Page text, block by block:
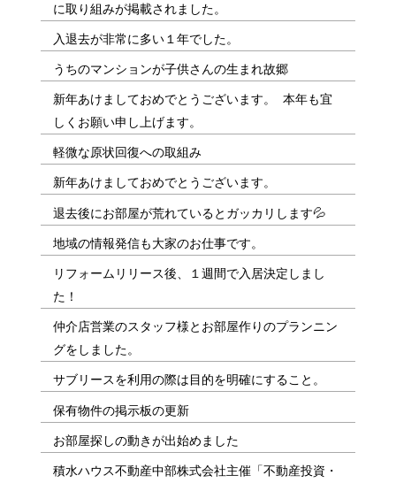
に取り組みが掲載されました。
入退去が非常に多い１年でした。
うちのマンションが子供さんの生まれ故郷
新年あけましておめでとうございます。 本年も宜
しくお願い申し上げます。
軽微な原状回復への取組み
新年あけましておめでとうございます。
退去後にお部屋が荒れているとガッカリします💦
地域の情報発信も大家のお仕事です。
リフォームリリース後、１週間で入居決定しまし
た！
仲介店営業のスタッフ様とお部屋作りのプランニン
グをしました。
サブリースを利用の際は目的を明確にすること。
保有物件の掲示板の更新
お部屋探しの動きが出始めました
積水ハウス不動産中部株式会社主催「不動産投資・